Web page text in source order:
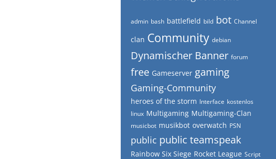
admin bash battlefield bild bot Channel
clan Community debian
Dynamischer Banner forum
free Gameserver gaming
Gaming-Community
heroes of the storm Interface kostenlos
linux Multigaming Multigaming-Clan
musicbot musikbot overwatch PSN
public public teamspeak
Rainbow Six Siege Rocket League Script